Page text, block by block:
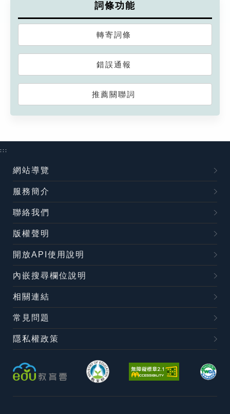
詞條功能
轉寄詞條
錯誤通報
推薦關聯詞
:::
網站導覽
服務簡介
聯絡我們
版權聲明
開放API使用說明
內嵌搜尋欄位說明
相關連結
常見問題
隱私權政策